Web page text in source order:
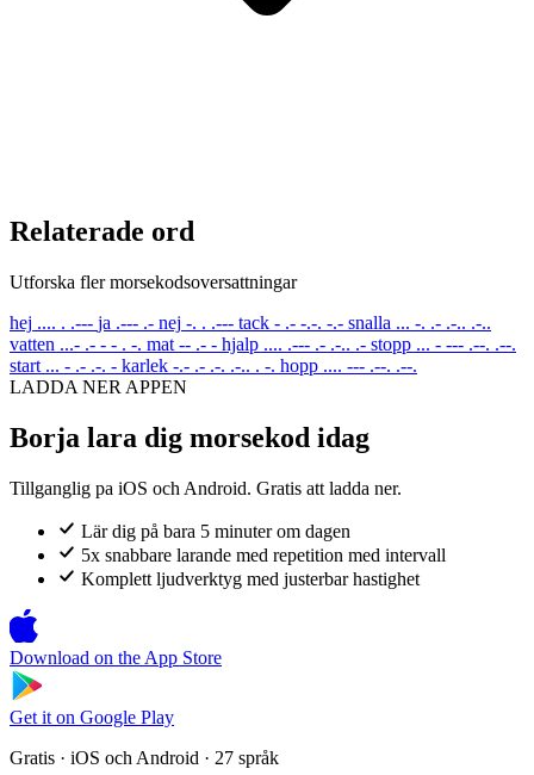
Relaterade ord
Utforska fler morsekodsoversattningar
hej .... . .--- ja .--- .- nej -. . .--- tack - .- -.-. -.- snalla ... -. .- .-.. .-..
vatten ...- .- - - . -. mat -- .- - hjalp .... .--- .- .-.. .- stopp ... - --- .--. .--.
start ... - .- .-. - karlek -.- .- .-. .-.. . -. hopp .... --- .--. .--.
LADDA NER APPEN
Borja lara dig morsekod idag
Tillganglig pa iOS och Android. Gratis att ladda ner.
Lär dig på bara 5 minuter om dagen
5x snabbare larande med repetition med intervall
Komplett ljudverktyg med justerbar hastighet
Download on the App Store
Get it on Google Play
Gratis · iOS och Android · 27 språk